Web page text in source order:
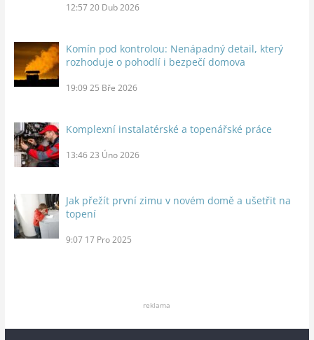
12:57 20 Dub 2026
Komín pod kontrolou: Nenápadný detail, který
rozhoduje o pohodlí i bezpečí domova
19:09 25 Bře 2026
Komplexní instalatérské a topenářské práce
13:46 23 Úno 2026
Jak přežít první zimu v novém domě a ušetřit na
topení
9:07 17 Pro 2025
reklama